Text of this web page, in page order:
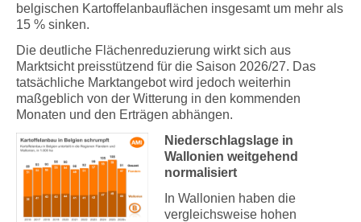
belgischen Kartoffelanbauflächen insgesamt um mehr als
15 % sinken.
Die deutliche Flächenreduzierung wirkt sich aus
Marktsicht preisstützend für die Saison 2026/27. Das
tatsächliche Marktangebot wird jedoch weiterhin
maßgeblich von der Witterung in den kommenden
Monaten und den Erträgen abhängen.
Niederschlagslage in
Wallonien weitgehend
normalisiert
In Wallonien haben die
vergleichsweise hohen